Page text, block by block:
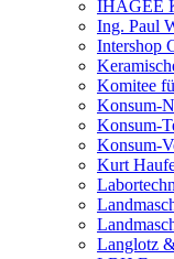
IHAGEE
Ing. Paul
Intershop
Komitee
Konsum-
Konsum-
Konsum-
Kurt
Langlotz